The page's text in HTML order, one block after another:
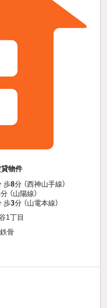
物件
歩8分 （西神山手線）
分 （山陽線）
歩3分 （山電本線）
1丁目
骨